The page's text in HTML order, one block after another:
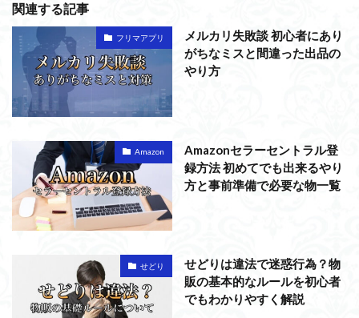
関連する記事
フリマアプリ
メルカリ失敗談 初心者にあり
がちなミスと間違った出品の
やり方
Amazon
Amazonセラーセントラル登
録方法 初めてでも出来るやり
方と事前準備で必要な物一覧
せどり
せどりは違法で迷惑行為？物
販の基本的なルールを初心者
でもわかりやすく解説